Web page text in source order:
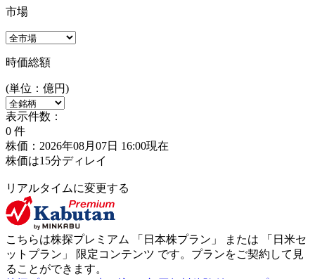
市場
時価総額
(単位：億円)
表示件数：
0 件
株価：2026年08月07日 16:00現在
株価は15分ディレイ
リアルタイムに変更する
こちらは株探プレミアム 「 日本株プラン 」 または 「 日米セ
ットプラン 」 限定コンテンツ です。プランをご契約して見
ることができます。